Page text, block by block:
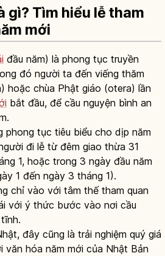
gì? Tìm hiểu lễ tham
mới
đầu năm) là phong tục truyền
đó người ta đến viếng thăm
hoặc chùa Phật giáo (otera) lần
bắt đầu, để cầu nguyện bình an
tục tiêu biểu cho dịp năm
đi lễ từ đêm giao thừa 31
1, hoặc trong 3 ngày đầu năm
1 đến ngày 3 tháng 1).
chỉ vào với tâm thế tham quan
với ý thức bước vào nơi cầu
đây cũng là trải nghiệm quý giá
hóa năm mới của Nhật Bản